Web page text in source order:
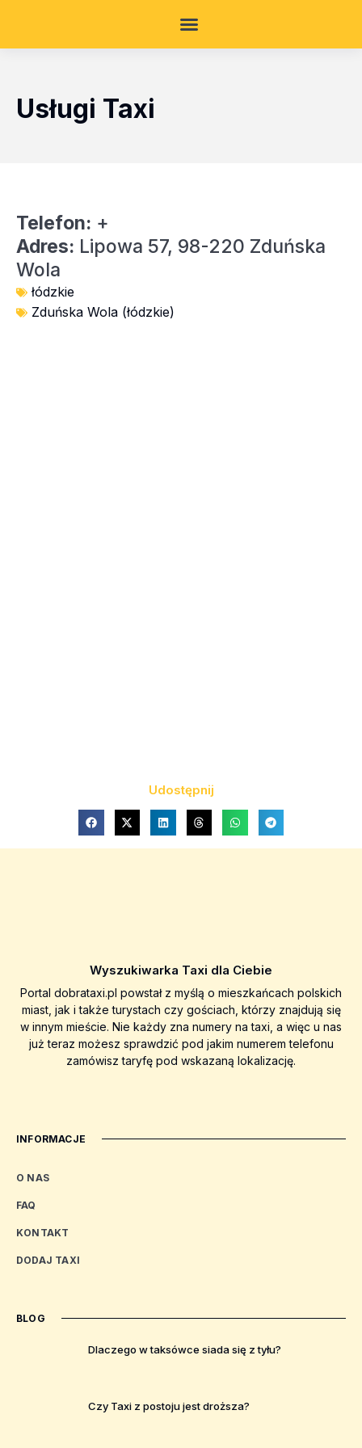
Usługi Taxi
Telefon: +
Adres: Lipowa 57, 98-220 Zduńska
Wola
łódzkie
Zduńska Wola (łódzkie)
Udostępnij
Wyszukiwarka Taxi dla Ciebie
Portal dobrataxi.pl powstał z myślą o mieszkańcach polskich
miast, jak i także turystach czy gościach, którzy znajdują się
w innym mieście. Nie każdy zna numery na taxi, a więc u nas
już teraz możesz sprawdzić pod jakim numerem telefonu
zamówisz taryfę pod wskazaną lokalizację.
INFORMACJE
O NAS
FAQ
KONTAKT
DODAJ TAXI
BLOG
Dlaczego w taksówce siada się z tyłu?
Czy Taxi z postoju jest droższa?